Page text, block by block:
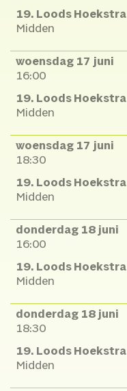
19. Loods Hoekstra
Midden
woensdag 17 juni
16:00
19. Loods Hoekstra
Midden
woensdag 17 juni
18:30
19. Loods Hoekstra
Midden
donderdag 18 juni
16:00
19. Loods Hoekstra
Midden
donderdag 18 juni
18:30
19. Loods Hoekstra
Midden